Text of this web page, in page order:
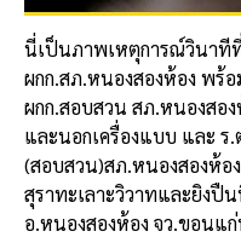
นี่เป็นภาพเหตุการณ์วินาที
ผกก.สภ.หนองสองห้อง พร้
ผกก.สอบสวน สภ.หนองสอ
และนอกเครื่องแบบ และ ร
(สอบสวน)สภ.หนองสองห้อ
สุราทะเลาะวิวาทและยิงปื
อ.หนองสองห้อง จว.ขอนแ